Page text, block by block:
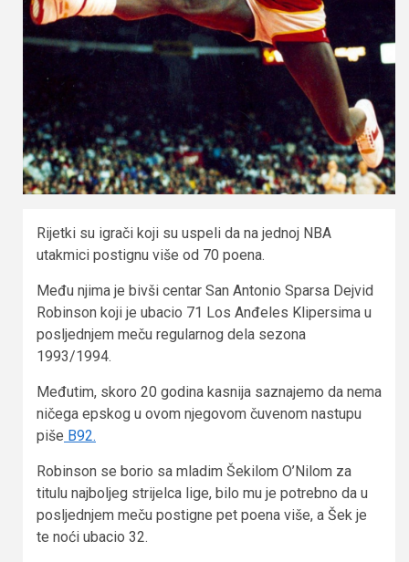
Rijetki su igrači koji su uspeli da na jednoj NBA
utakmici postignu više od 70 poena.
Među njima je bivši centar San Antonio Sparsa Dejvid
Robinson koji je ubacio 71 Los Anđeles Klipersima u
posljednjem meču regularnog dela sezona
1993/1994.
Međutim, skoro 20 godina kasnija saznajemo da nema
ničega epskog u ovom njegovom čuvenom nastupu
piše B92.
Robinson se borio sa mladim Šekilom O’Nilom za
titulu najboljeg strijelca lige, bilo mu je potrebno da u
posljednjem meču postigne pet poena više, a Šek je
te noći ubacio 32.